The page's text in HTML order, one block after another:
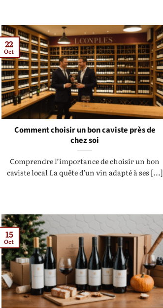
Comment choisir un bon caviste près de
chez soi
Comprendre l’importance de choisir un bon
caviste local La quête d’un vin adapté à ses [...]
22
Oct
15
Oct